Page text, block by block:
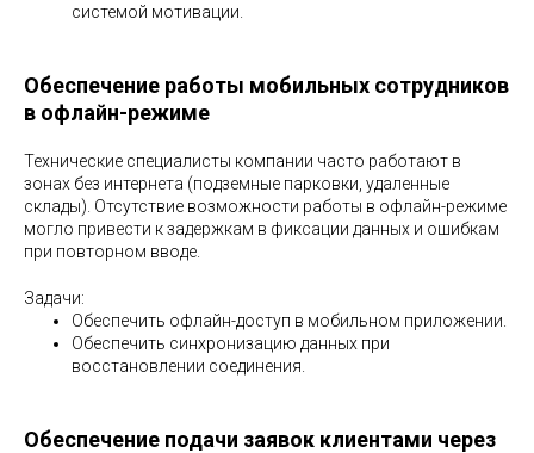
системой мотивации.
Обеспечение работы мобильных сотрудников
в офлайн-режиме
Технические специалисты компании часто работают в
зонах без интернета (подземные парковки, удаленные
склады). Отсутствие возможности работы в офлайн-режиме
могло привести к задержкам в фиксации данных и ошибкам
при повторном вводе.
Задачи:
Обеспечить офлайн-доступ в мобильном приложении.
Обеспечить синхронизацию данных при
восстановлении соединения.
Обеспечение подачи заявок клиентами через